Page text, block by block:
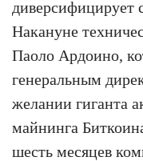
диверсифицирует
Накануне
Паоло Ардоино,
генеральным
желании гиганта
майнинга
шесть месяцев